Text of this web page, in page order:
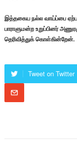
இத்தகைய நல்ல வாய்ப்பை
பாராளுமன்ற உறுப்பினர்
தெரிவித்துக் கொள்கின்றேன்.
Tweet on Twitter